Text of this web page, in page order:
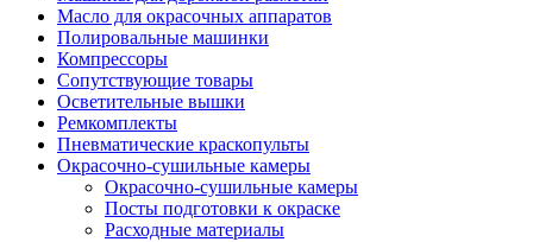
Масло для окрасочных аппаратов
Полировальные машинки
Компрессоры
Сопутствующие товары
Осветительные вышки
Ремкомплекты
Пневматические краскопульты
Окрасочно-сушильные камеры
Окрасочно-сушильные камеры
Посты подготовки к окраске
Расходные материалы